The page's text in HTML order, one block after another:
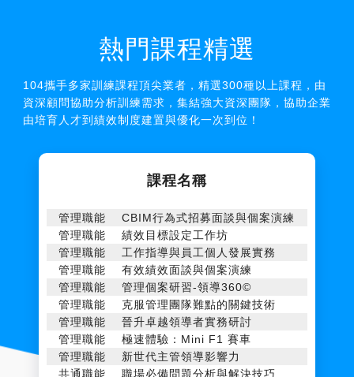
熱門課程精選
104攜手多家訓練課程頂尖業者，精選300種以上課程，由
資深顧問協助分析訓練需求，集結強大資深團隊，協助企業
由培育人才到績效制度建置與優化一次到位！
課程名稱
管理職能
CBIM行為式招募面談與個案演練
管理職能
績效目標設定工作坊
管理職能
工作指導與員工個人發展實務
管理職能
有效績效面談與個案演練
管理職能
管理個案研習-領導360©
管理職能
克服管理團隊難點的關鍵技術
管理職能
晉升卓越領導者實務研討
管理職能
極速體驗：Mini F1 賽車
管理職能
新世代主管領導影響力
共通職能
職場必備問題分析與解決技巧